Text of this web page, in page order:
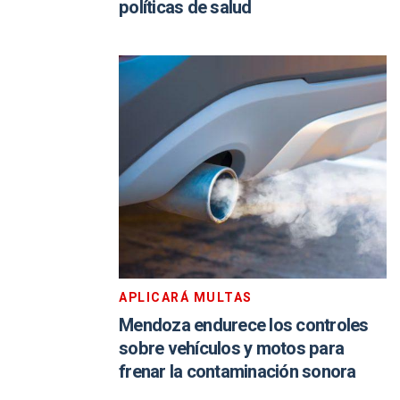
políticas de salud
APLICARÁ MULTAS
Mendoza endurece los controles
sobre vehículos y motos para
frenar la contaminación sonora